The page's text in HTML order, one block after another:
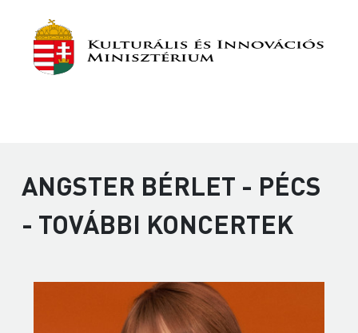
ANGSTER BÉRLET - PÉCS
- TOVÁBBI KONCERTEK